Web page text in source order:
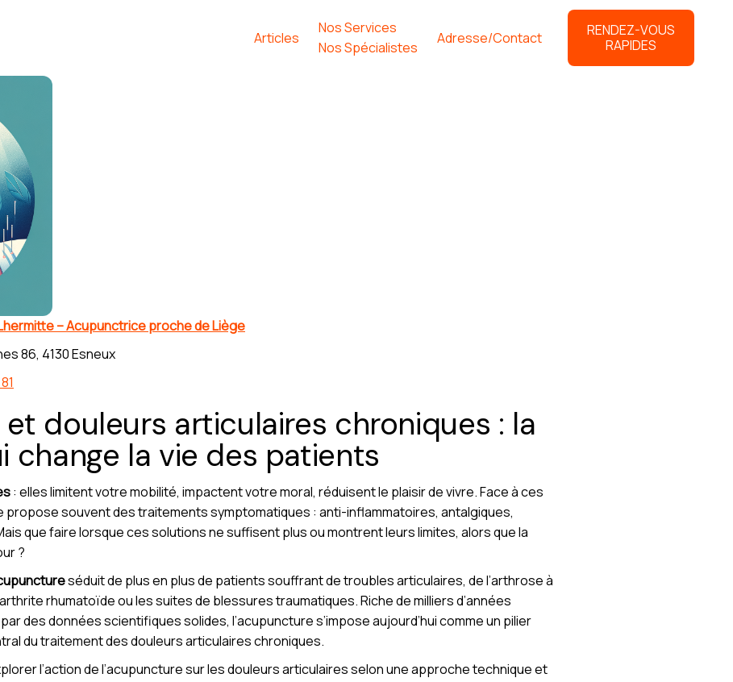
Articles
Nos Services
Nos Spécialistes
Adresse/Contact
RENDEZ-VOUS
RAPIDES
– Acupunctrice proche de Liège
86, 4130 Esneux
douleurs articulaires chroniques : la
change la vie des patients
: elles limitent votre mobilité, impactent votre moral, réduisent le plaisir de vivre. Face à ces
propose souvent des traitements symptomatiques : anti-inflammatoires, antalgiques,
que faire lorsque ces solutions ne suffisent plus ou montrent leurs limites, alors que la
?
séduit de plus en plus de patients souffrant de troubles articulaires, de l’arthrose à
rhumatoïde ou les suites de blessures traumatiques. Riche de milliers d’années
des données scientifiques solides, l’acupuncture s’impose aujourd’hui comme un pilier
du traitement des douleurs articulaires chroniques.
l’action de l’acupuncture sur les douleurs articulaires selon une approche technique et